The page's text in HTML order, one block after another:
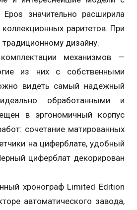
значительно расширила
раритетов. При
традиционному дизайну.
механизмов —
из них с собственными
видеть самый надежный
обработанными и
в эргономичный корпус
сочетание матированных
на циферблате, удобный
циферблат декорирован
хронограф Limited Edition
автоматического завода,